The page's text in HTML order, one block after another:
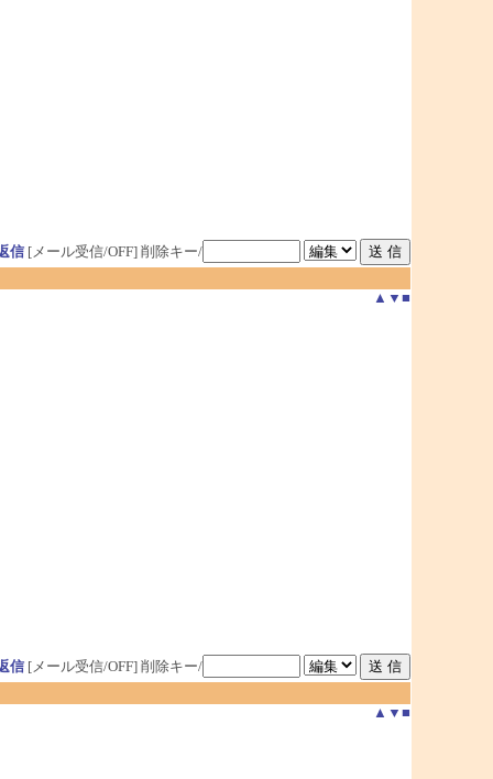
信[メール受信/OFF] 削除キー/
▲ ▼ ■
信[メール受信/OFF] 削除キー/
▲ ▼ ■